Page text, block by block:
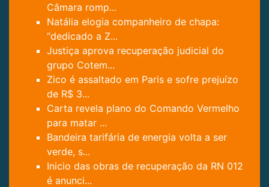
Câmara romp...
Natália elogia companheiro de chapa:
“dedicado a Z...
Justiça aprova recuperação judicial do
grupo Cotem...
Zico é assaltado em Paris e sofre prejuízo
de R$ 3...
Carta revela plano do Comando Vermelho
para matar ...
Bandeira tarifária de energia volta a ser
verde, s...
Inicio das obras de recuperação da RN 012
é anunci...